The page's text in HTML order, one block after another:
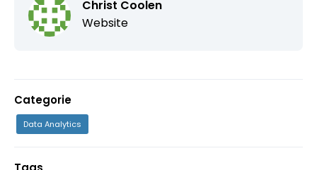
Christ Coolen
Website
Categorie
Data Analytics